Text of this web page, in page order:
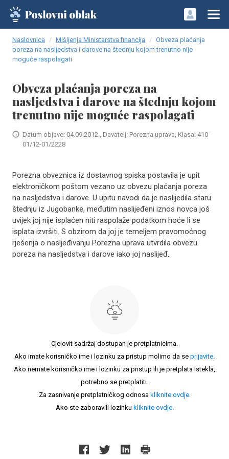
Naslovnica Mišljenja Ministarstva financija
Obveza plaćanja
poreza na nasljedstva i darove na štednju kojom trenutno nije
moguće raspolagati
Obveza plaćanja poreza na
nasljedstva i darove na štednju kojom
trenutno nije moguće raspolagati
Datum objave: 04.09.2012., Davatelj: Porezna uprava, Klasa: 410-
01/12-01/2228
Porezna obveznica iz dostavnog spiska postavila je upit
elektroničkom poštom vezano uz obvezu plaćanja poreza
na nasljedstva i darove. U upitu navodi da je naslijedila staru
štednju iz Jugobanke, međutim naslijeđeni iznos novca još
uvijek joj nije isplaćen niti raspolaže podatkom hoće li se
isplata izvršiti. S obzirom da joj je temeljem pravomoćnog
rješenja o nasljeđivanju Porezna uprava utvrdila obvezu
poreza na nasljedstva i darove iako joj naslijeđ..
Cjelovit sadržaj dostupan je pretplatnicima.
Ako imate korisničko ime i lozinku za pristup molimo da se prijavite.
Ako nemate korisničko ime i lozinku za pristup ili je pretplata istekla,
potrebno se pretplatiti.
Za zasnivanje pretplatničkog odnosa kliknite ovdje.
Ako ste zaboravili lozinku kliknite ovdje.